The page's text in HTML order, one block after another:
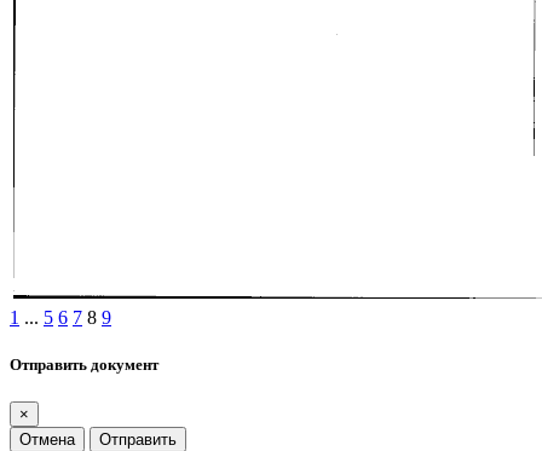
1 ... 5 6 7 8 9
Отправить документ
×
Отмена
Отправить